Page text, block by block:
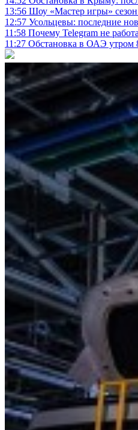
13:56 Шоу «Мастер игры»
12:57 Усольцевы: последние
11:58 Почему Telegram не
11:27 Обстановка в ОАЭ утром